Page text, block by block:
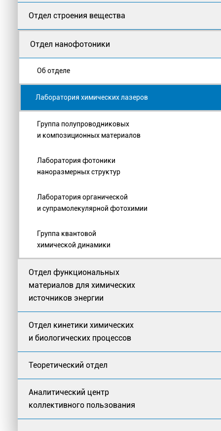
Отдел строения вещества
Отдел нанофотоники
Об отделе
Лаборатория химических лазеров
Группа полупроводниковых
и композиционных материалов
Лаборатория фотоники
наноразмерных структур
Лаборатория органической
и супрамолекулярной фотохимии
Группа квантовой
химической динамики
Отдел функциональных
материалов для химических
источников энергии
Отдел кинетики химических
и биологических процессов
Теоретический отдел
Аналитический центр
коллективного пользования